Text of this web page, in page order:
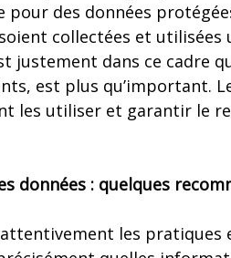
pour des données
collectées et utilisées
justement dans ce cadre
est plus qu’important.
les utiliser et garantir le
données : quelques
attentivement les